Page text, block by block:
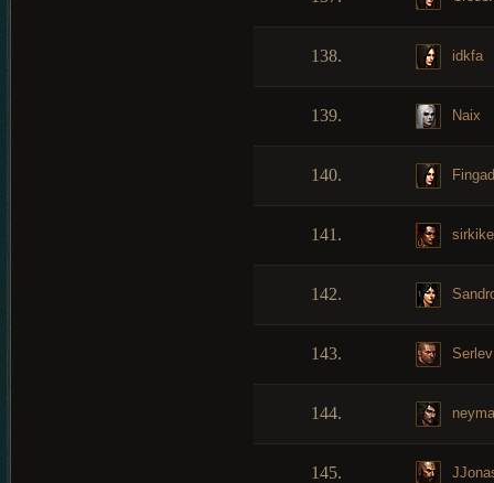
138. idkfa
139. Naix
140.
141. sirkike
142.
143. Serlev
144.
145.